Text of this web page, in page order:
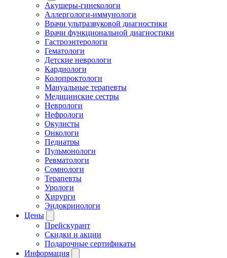
Акушеры-гинекологи
Аллергологи-иммунологи
Врачи ультразвуковой диагностики
Врачи функциональной диагностики
Гастроэнтерологи
Гематологи
Детские неврологи
Кардиологи
Колопроктологи
Мануальные терапевты
Медицинские сестры
Неврологи
Нефрологи
Окулисты
Онкологи
Педиатры
Пульмонологи
Ревматологи
Сомнологи
Терапевты
Урологи
Хирурги
Эндокринологи
Цены
Прейскурант
Скидки и акции
Подарочные сертификаты
Информация